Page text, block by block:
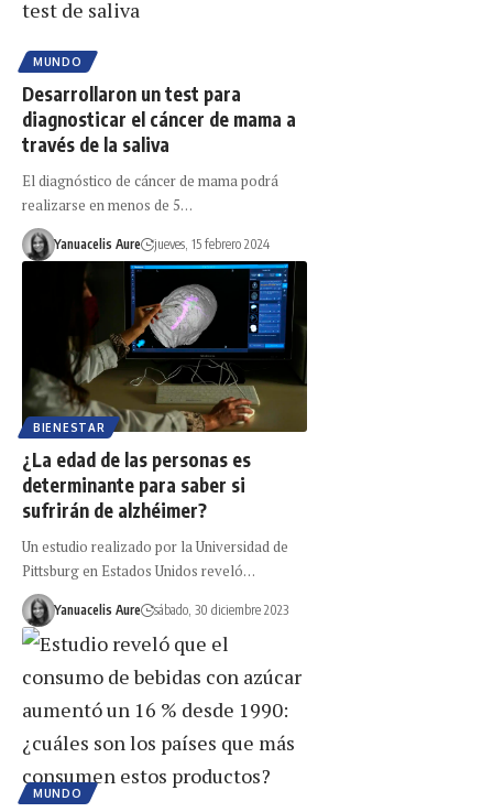
MUNDO
Desarrollaron un test para
diagnosticar el cáncer de mama a
través de la saliva
El diagnóstico de cáncer de mama podrá
realizarse en menos de 5…
Yanuacelis Aure jueves, 15 febrero 2024
BIENESTAR
¿La edad de las personas es
determinante para saber si
sufrirán de alzhéimer?
Un estudio realizado por la Universidad de
Pittsburg en Estados Unidos reveló…
Yanuacelis Aure sábado, 30 diciembre 2023
MUNDO